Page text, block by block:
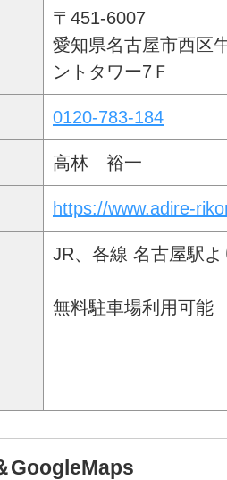
〒451-6007
愛知県名古屋市西区
ントタワー7Ｆ
0120-783-184
高林 裕一
https://www.adire-
JR、各線 名古屋駅
無料駐車場利用可能
GoogleMaps